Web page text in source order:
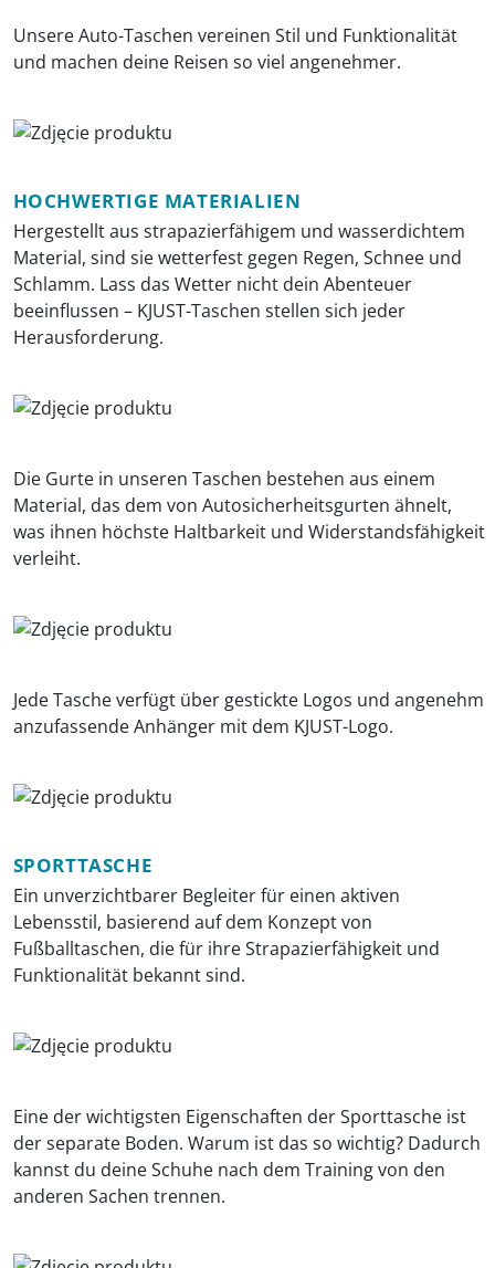
Unsere Auto-Taschen vereinen Stil und Funktionalität
und machen deine Reisen so viel angenehmer.
HOCHWERTIGE MATERIALIEN
Hergestellt aus strapazierfähigem und wasserdichtem
Material, sind sie wetterfest gegen Regen, Schnee und
Schlamm. Lass das Wetter nicht dein Abenteuer
beeinflussen – KJUST-Taschen stellen sich jeder
Herausforderung.
Die Gurte in unseren Taschen bestehen aus einem
Material, das dem von Autosicherheitsgurten ähnelt,
was ihnen höchste Haltbarkeit und Widerstandsfähigkeit
verleiht.
Jede Tasche verfügt über gestickte Logos und angenehm
anzufassende Anhänger mit dem KJUST-Logo.
SPORTTASCHE
Ein unverzichtbarer Begleiter für einen aktiven
Lebensstil, basierend auf dem Konzept von
Fußballtaschen, die für ihre Strapazierfähigkeit und
Funktionalität bekannt sind.
Eine der wichtigsten Eigenschaften der Sporttasche ist
der separate Boden. Warum ist das so wichtig? Dadurch
kannst du deine Schuhe nach dem Training von den
anderen Sachen trennen.